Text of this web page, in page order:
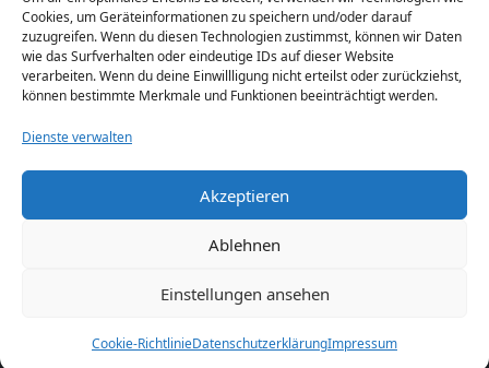
Cookies, um Geräteinformationen zu speichern und/oder darauf
zuzugreifen. Wenn du diesen Technologien zustimmst, können wir Daten
wie das Surfverhalten oder eindeutige IDs auf dieser Website
verarbeiten. Wenn du deine Einwillligung nicht erteilst oder zurückziehst,
können bestimmte Merkmale und Funktionen beeinträchtigt werden.
Dienste verwalten
Akzeptieren
Ablehnen
Einstellungen ansehen
Cookie-RichtlinieDatenschutzerklärungImpressum
ausschließlich im jeweiligen Online-
Shop des Anbieters verbindlich. Bitte
überprüfe den Preis vor dem Kauf
direkt beim Händler.
© 2026 GeschenkeFinden.com. Alle Rechte
vorbehalten.